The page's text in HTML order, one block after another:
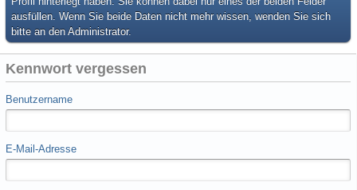
ausfüllen. Wenn Sie beide Daten nicht mehr wissen, wenden Sie sich
bitte an den Administrator.
Kennwort vergessen
Benutzername
E-Mail-Adresse